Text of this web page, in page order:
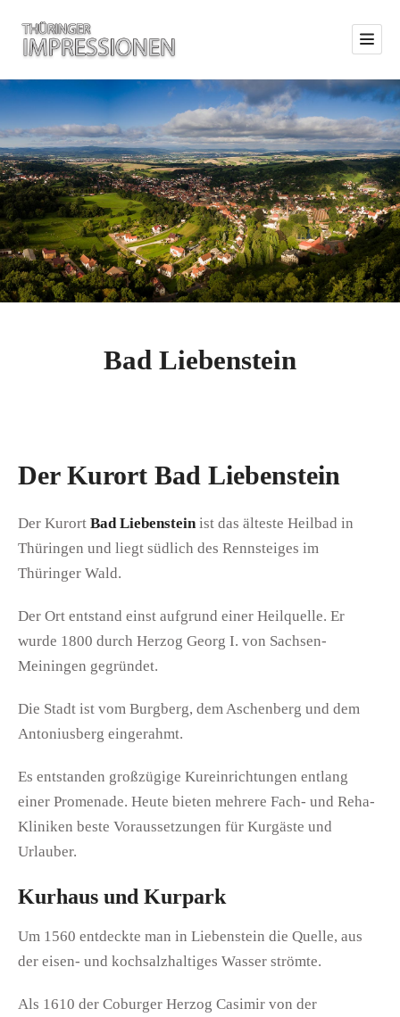
Bad Liebenstein
Der Kurort Bad Liebenstein
Der Kurort Bad Liebenstein ist das älteste Heilbad in
Thüringen und liegt südlich des Rennsteiges im
Thüringer Wald.
Der Ort entstand einst aufgrund einer Heilquelle. Er
wurde 1800 durch Herzog Georg I. von Sachsen-
Meiningen gegründet.
Die Stadt ist vom Burgberg, dem Aschenberg und dem
Antoniusberg eingerahmt.
Es entstanden großzügige Kureinrichtungen entlang
einer Promenade. Heute bieten mehrere Fach- und Reha-
Kliniken beste Voraussetzungen für Kurgäste und
Urlauber.
Kurhaus und Kurpark
Um 1560 entdeckte man in Liebenstein die Quelle, aus
der eisen- und kochsalzhaltiges Wasser strömte.
Als 1610 der Coburger Herzog Casimir von der